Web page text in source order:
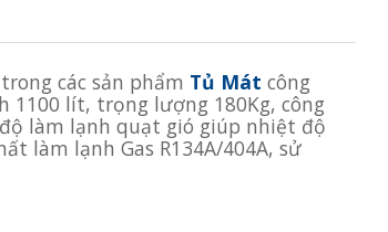
các sản phẩm Tủ Mát công
1100 lít, trọng lượng 180Kg, công
làm lạnh quạt gió giúp nhiệt độ
làm lạnh Gas R134A/404A, sử